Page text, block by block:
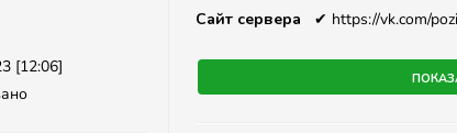
[12:06]
Сайт сервера ✔ https://vk.com/